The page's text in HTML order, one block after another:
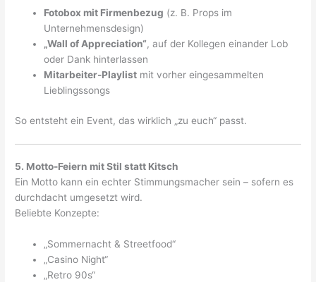
Fotobox mit Firmenbezug (z. B. Props im
Unternehmensdesign)
„Wall of Appreciation“, auf der Kollegen einander Lob
oder Dank hinterlassen
Mitarbeiter-Playlist mit vorher eingesammelten
Lieblingssongs
So entsteht ein Event, das wirklich „zu euch“ passt.
5. Motto-Feiern mit Stil statt Kitsch
Ein Motto kann ein echter Stimmungsmacher sein – sofern es
durchdacht umgesetzt wird.
Beliebte Konzepte:
„Sommernacht & Streetfood“
„Casino Night“
„Retro 90s“